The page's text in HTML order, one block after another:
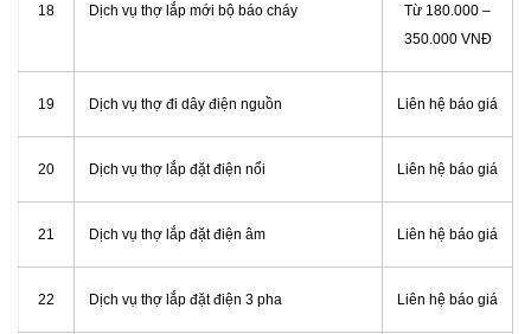
18 Dịch vụ thợ lắp mới bộ báo cháy
Từ 180.000 –
350.000 VNĐ
19 Dịch vụ thợ đi dây điện nguồn Liên hệ báo giá
20 Dịch vụ thợ lắp đặt điện nổi Liên hệ báo giá
21 Dịch vụ thợ lắp đặt điện âm Liên hệ báo giá
22 Dịch vụ thợ lắp đặt điện 3 pha Liên hệ báo giá